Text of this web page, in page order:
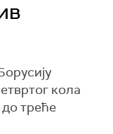
кола
треће